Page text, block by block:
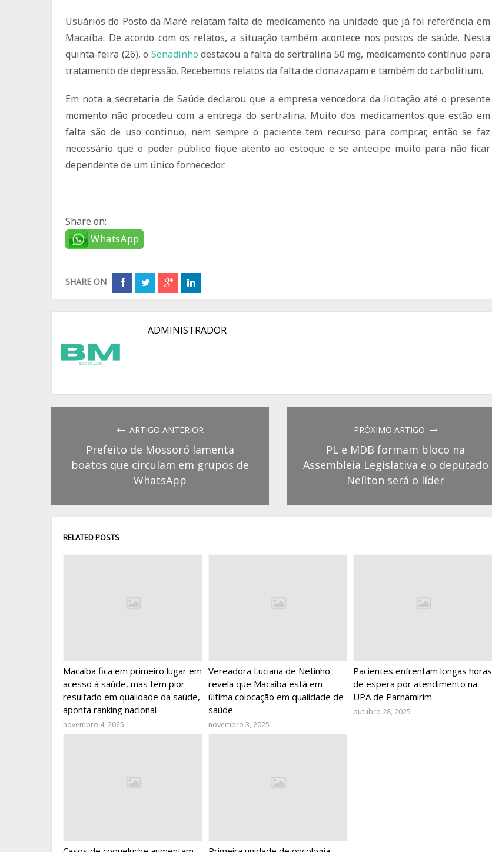
Usuários do Posto da Maré relatam falta de medicamento na unidade que já foi referência em
Macaíba. De acordo com os relatos, a situação também acontece nos postos de saúde. Nesta
quinta-feira (26), o Senadinho destacou a falta do sertralina 50 mg, medicamento contínuo para
tratamento de depressão. Recebemos relatos da falta de clonazapam e também do carbolitium.
Em nota a secretaria de Saúde declarou que a empresa vencedora da licitação até o presente
momento não procedeu com a entrega do sertralina. Muito dos medicamentos que estão em
falta são de uso continuo, nem sempre o paciente tem recurso para comprar, então se faz
necessário que o poder público fique atento ao estoque e se antecipe muito para não ficar
dependente de um único fornecedor.
Share on:
WhatsApp
SHARE ON
ADMINISTRADOR
ARTIGO ANTERIOR
Prefeito de Mossoró lamenta
boatos que circulam em grupos de
WhatsApp
PRÓXIMO ARTIGO
PL e MDB formam bloco na
Assembleia Legislativa e o deputado
Neílton será o líder
RELATED POSTS
Macaíba fica em primeiro lugar em
acesso à saúde, mas tem pior
resultado em qualidade da saúde,
aponta ranking nacional
novembro 4, 2025
Vereadora Luciana de Netinho
revela que Macaíba está em
última colocação em qualidade de
saúde
novembro 3, 2025
Pacientes enfrentam longas horas
de espera por atendimento na
UPA de Parnamirim
outubro 28, 2025